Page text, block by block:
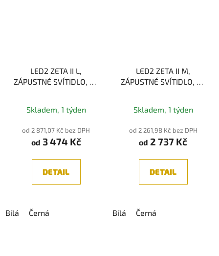
LED2 ZETA II L,
ZÁPUSTNÉ SVÍTIDLO, 11-
Skladem, 1 týden
od 2 871,07 Kč bez DPH
od 3 474 Kč
DETAIL
Bílá Černá
LED2 ZETA II M,
ZÁPUSTNÉ SVÍTIDLO, 11-
Skladem, 1 týden
od 2 261,98 Kč bez DPH
od 2 737 Kč
DETAIL
Bílá Černá